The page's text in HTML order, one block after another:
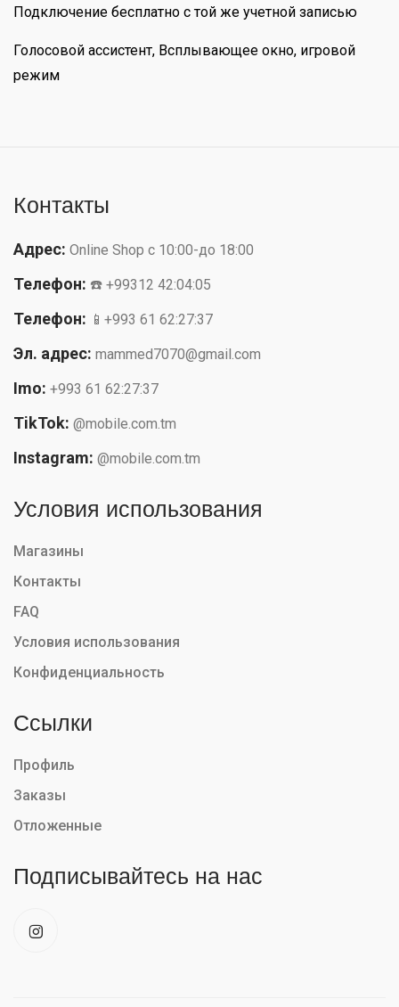
Подключение бесплатно с той же учетной записью
Голосовой ассистент, Всплывающее окно, игровой
режим
Контакты
Адрес: Online Shop с 10:00-до 18:00
Телефон: ☎️ +99312 42:04:05
Телефон: 📱+993 61 62:27:37
Эл. адрес: mammed7070@gmail.com
Imo: +993 61 62:27:37
TikTok: @mobile.com.tm
Instagram: @mobile.com.tm
Условия использования
Магазины
Контакты
FAQ
Условия использования
Конфиденциальность
Ссылки
Профиль
Заказы
Отложенные
Подписывайтесь на нас